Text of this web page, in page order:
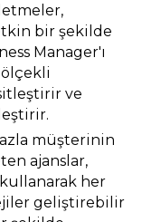
bir şekilde
Manager'ı
ölçekli
ve
müşterinin
ajanslar,
kullanarak her
geliştirebilir